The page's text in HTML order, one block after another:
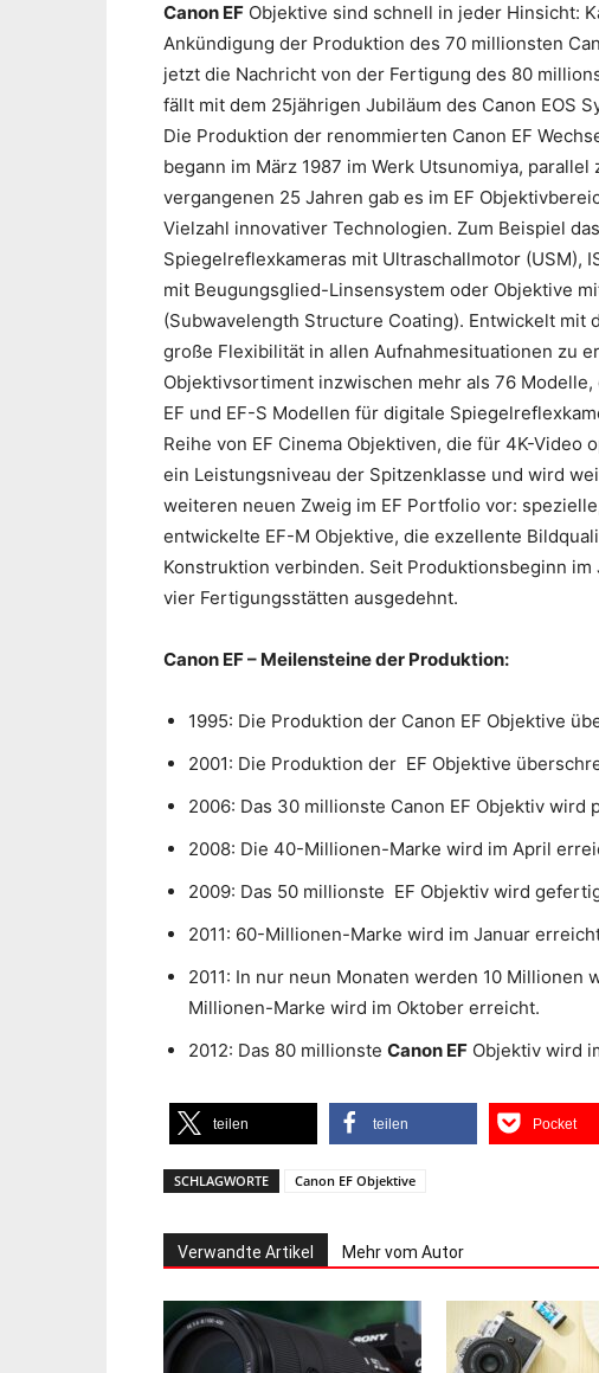
Canon EF Objektive sind schnell in jeder Hinsicht:
Ankündigung der Produktion des 70 millionsten
jetzt die Nachricht von der Fertigung des 80
fällt mit dem 25jährigen Jubiläum des Canon EOS
Die Produktion der renommierten Canon EF
begann im März 1987 im Werk Utsunomiya,
vergangenen 25 Jahren gab es im EF
Vielzahl innovativer Technologien. Zum Beispiel
Spiegelreflexkameras mit Ultraschallmotor (USM),
mit Beugungsglied-Linsensystem oder Objektive
(Subwavelength Structure Coating). Entwickelt mit
große Flexibilität in allen Aufnahmesituationen zu
Objektivsortiment inzwischen mehr als 76
EF und EF-S Modellen für digitale
Reihe von EF Cinema Objektiven, die für 4K-
ein Leistungsniveau der Spitzenklasse und wird
weiteren neuen Zweig im EF Portfolio vor:
entwickelte EF-M Objektive, die exzellente
Konstruktion verbinden. Seit Produktionsbeginn
vier Fertigungsstätten ausgedehnt.
Canon EF – Meilensteine der Produktion:
1995: Die Produktion der Canon EF Objektive
2001: Die Produktion der EF Objektive
2006: Das 30 millionste Canon EF Objektiv wird
2008: Die 40-Millionen-Marke wird im April
2009: Das 50 millionste EF Objektiv wird
2011: 60-Millionen-Marke wird im Januar
2011: In nur neun Monaten werden 10
Millionen-Marke wird im Oktober erreicht.
2012: Das 80 millionste Canon EF Objektiv wird
teilen teilen Pocket
SCHLAGWORTE Canon EF Objektive
Verwandte Artikel Mehr vom Autor